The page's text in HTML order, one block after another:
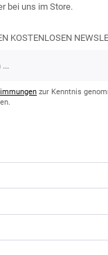
bei uns im Store.
KOSTENLOSEN
zur Kenntnis